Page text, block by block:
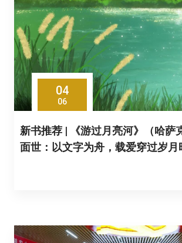
04
06
新书推荐 | 《游过月亮河》（哈萨
面世：以文字为舟，载爱穿过岁月